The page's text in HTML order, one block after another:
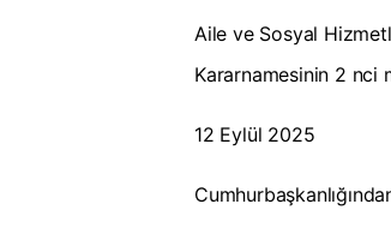
Aile ve Sosyal
Kararnamesinin 2 nci
12 Eylül 2025